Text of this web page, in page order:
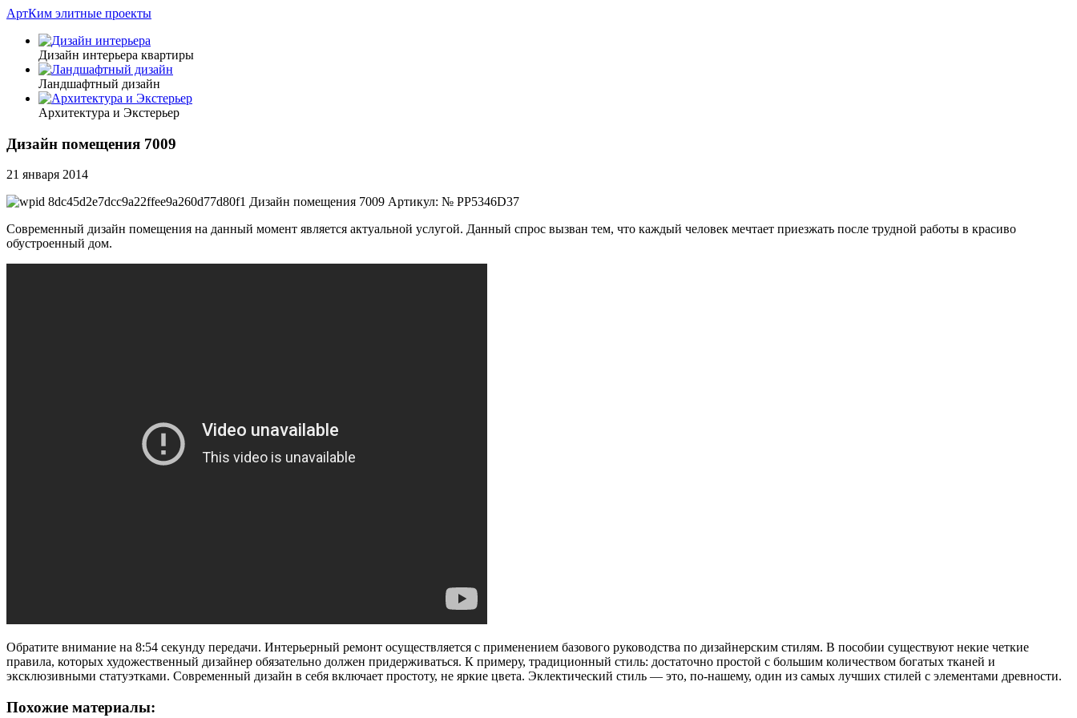
АртКим элитные проекты
Дизайн интерьера квартиры
Ландшафтный дизайн
Архитектура и Экстерьер
Дизайн помещения 7009
21 января 2014
Артикул: № PP5346D37
Современный дизайн помещения на данный момент является актуальной услугой. Данный спрос вызван тем, что каждый человек мечтает приезжать после трудной работы в красиво
обустроенный дом.
Обратите внимание на 8:54 секунду передачи. Интерьерный ремонт осуществляется с применением базового руководства по дизайнерским стилям. В пособии существуют некие четкие
правила, которых художественный дизайнер обязательно должен придерживаться. К примеру, традиционный стиль: достаточно простой с большим количеством богатых тканей и
эксклюзивными статуэтками. Современный дизайн в себя включает простоту, не яркие цвета. Эклектический стиль — это, по-нашему, один из самых лучших стилей с элементами древности.
Похожие материалы: